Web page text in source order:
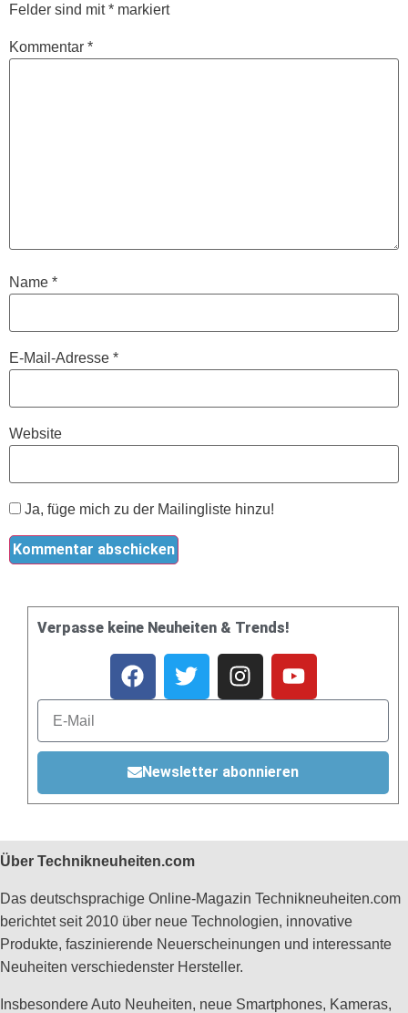
Felder sind mit* markiert
Kommentar *
Name *
E-Mail-Adresse *
Website
Ja, füge mich zu der Mailingliste hinzu!
Verpasse keine Neuheiten & Trends!
Newsletter abonnieren
Über Technikneuheiten.com
Das deutschsprachige Online-Magazin Technikneuheiten.com
berichtet seit 2010 über neue Technologien, innovative
Produkte, faszinierende Neuerscheinungen und interessante
Neuheiten verschiedenster Hersteller.
Insbesondere Auto Neuheiten, neue Smartphones, Kameras,